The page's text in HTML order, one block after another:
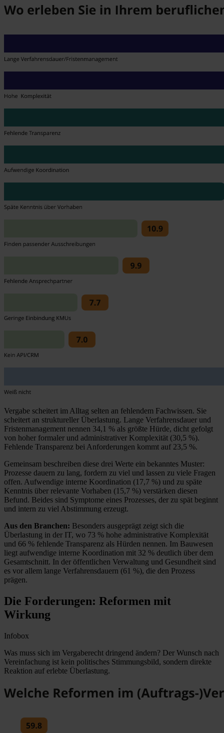
Vergabe scheitert im Alltag selten an fehlendem Fachwissen. Sie
scheitert an struktureller Überlastung. Lange Verfahrensdauer und
Fristenmanagement nennen 34,1 % als größte Hürde, dicht gefolgt
von hoher formaler und administrativer Komplexität (30,5 %).
Fehlende Transparenz bei Anforderungen kommt auf 23,5 %.
Gemeinsam beschreiben diese drei Werte ein bekanntes Muster:
Prozesse dauern zu lang, fordern zu viel und lassen zu viele Fragen
offen. Aufwendige interne Koordination (17,7 %) und zu späte
Kenntnis über relevante Vorhaben (15,7 %) verstärken diesen
Befund. Beides sind Symptome eines Prozesses, der zu spät beginnt
und intern zu viel Abstimmung erzeugt.
Aus den Branchen: Besonders ausgeprägt zeigt sich die
Überlastung in der IT, wo 73 % hohe administrative Komplexität
und 66 % fehlende Transparenz als Hürden nennen. Im Bauwesen
liegt aufwendige interne Koordination mit 32 % deutlich über dem
Gesamtschnitt. In der öffentlichen Verwaltung und Gesundheit sind
es vor allem lange Verfahrensdauern (61 %), die den Prozess
prägen.
Die Forderungen: Reformen mit
Wirkung
Infobox
Was muss sich im Vergaberecht dringend ändern? Der Wunsch nach
Vereinfachung ist kein politisches Stimmungsbild, sondern direkte
Reaktion auf erlebte Überlastung.